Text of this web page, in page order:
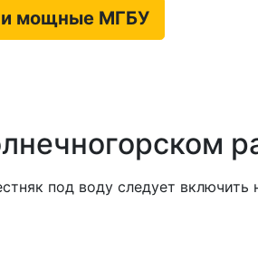
мощные МГБУ
под воду следует включить